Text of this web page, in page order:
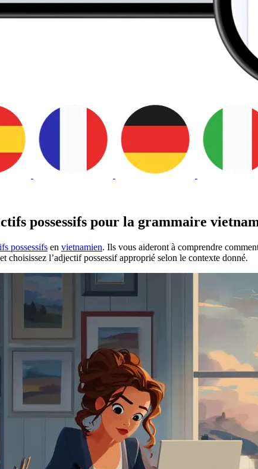
possessifs pour la grammaire
possessifs en vietnamien. Ils vous aideront à comprendre
choisissez l’adjectif possessif approprié selon le contexte donné.